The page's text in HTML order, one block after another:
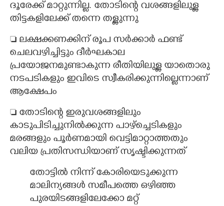
ദൂരേക്ക് മാറ്റുന്നില്ല. തോടിന്റെ വശങ്ങളിലുള്ള
തിട്ടകളിലേക്ക് തന്നെ തള്ളുന്നു
 ലക്ഷക്കണക്കിന് രൂപ സർക്കാർ ഫണ്ട്
ചെലവഴിച്ചിട്ടും ദീർഘകാല
പ്രയോജനമുണ്ടാകുന്ന രീതിയിലുള്ള യാതൊരു
നടപടികളും ഇവിടെ സ്വീകരിക്കുന്നില്ലെന്നാണ്
ആക്ഷേപം
 തോടിന്റെ ഇരുവശങ്ങളിലും
കാടുപിടിച്ചുനിൽക്കുന്ന പാഴ്ച്ചെടികളും
മരങ്ങളും പൂർണമായി വെട്ടിമാറ്റാത്തതും
വലിയ പ്രതിസന്ധിയാണ് സൃഷ്ടിക്കുന്നത്
തോട്ടിൽ നിന്ന് കോരിയെടുക്കുന്ന
മാലിന്യങ്ങൾ സമീപത്തെ ഒഴിഞ്ഞ
പുരയിടങ്ങളിലേക്കോ മറ്റ്